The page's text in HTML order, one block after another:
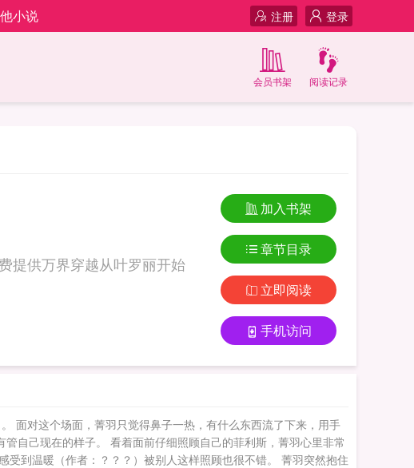
小说 登录
注册
阅读记录
会员书架
提供万界穿越从叶罗丽开始
加入书架
章节目录
立即阅读
手机访问
面对这个场面，菁羽只觉得鼻子一热，有什么东西流了下来，用手
自己现在的样子。 看着面前仔细照顾自己的菲利斯，菁羽心里非常
到温暖（作者：？？？）被别人这样照顾也很不错。 菁羽突然抱住